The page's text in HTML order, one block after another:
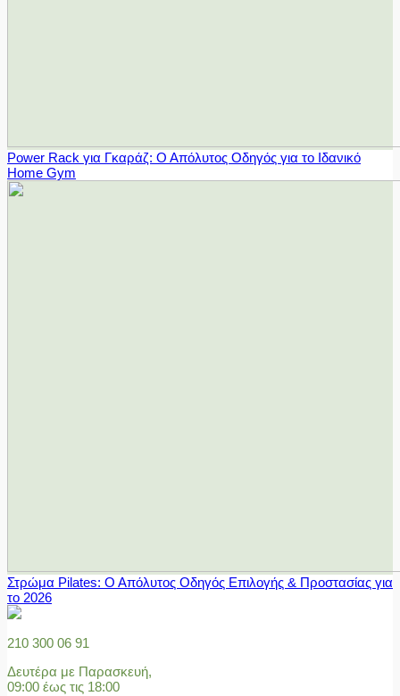
Power Rack για Γκαράζ: Ο Απόλυτος Οδηγός για το Ιδανικό
Home Gym
Στρώμα Pilates: Ο Απόλυτος Οδηγός Επιλογής & Προστασίας για
το 2026
210 300 06 91
Δευτέρα με Παρασκευή,
09:00 έως τις 18:00